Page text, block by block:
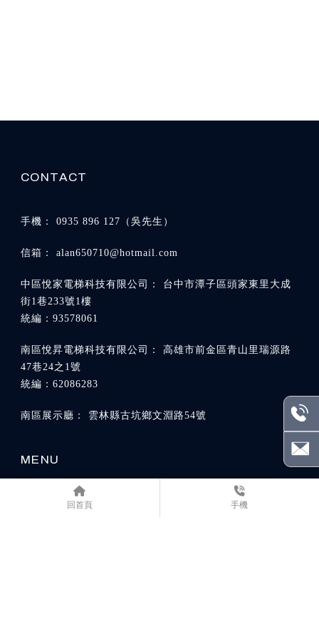
回首頁 手機
0935 896 127
雲林縣古坑鄉文淵路54號
alan650710@hotmail.com
台中市潭子區頭家東里大成
街1巷233號1樓
高雄市前金區青山里瑞源路
47巷24之1號
產品優勢